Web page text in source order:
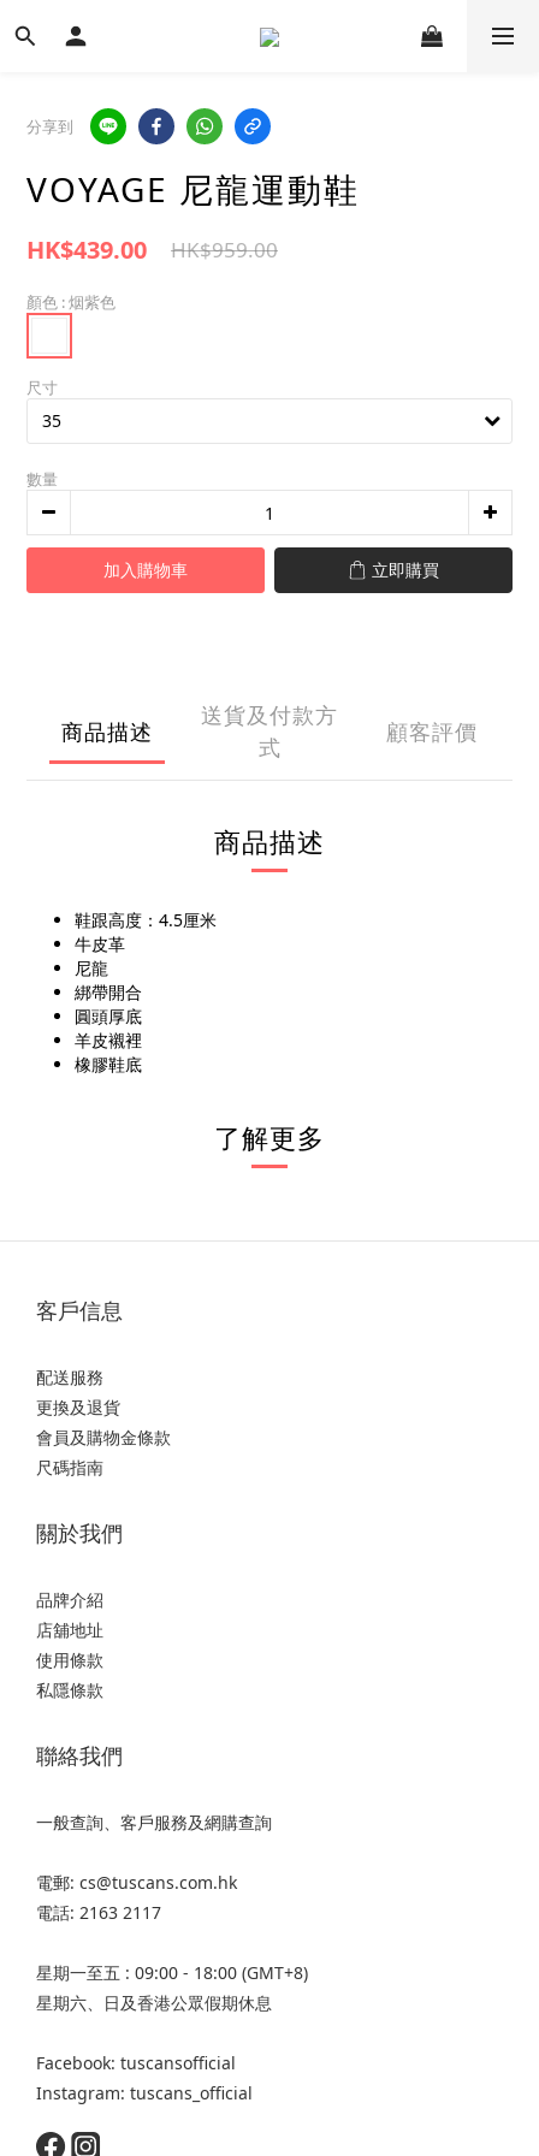
分享到
VOYAGE 尼龍運動鞋
HK$439.00 HK$959.00
顏色 : 烟紫色
尺寸
數量
加入購物車 立即購買
商品描述
送貨及付款方
式
顧客評價
商品描述
鞋跟高度：4.5厘米
牛皮革
尼龍
綁帶開合
圓頭厚底
羊皮襯裡
橡膠鞋底
了解更多
客戶信息
配送服務
更換及退貨
會員及購物金條款
尺碼指南
關於我們
品牌介紹
店舖地址
使用條款
私隱條款
聯絡我們
一般查詢、客戶服務及網購查詢
電郵: cs@tuscans.com.hk
電話: 2163 2117
星期一至五 : 09:00 - 18:00 (GMT+8)
星期六、日及香港公眾假期休息
Facebook: tuscansofficial
Instagram: tuscans_official